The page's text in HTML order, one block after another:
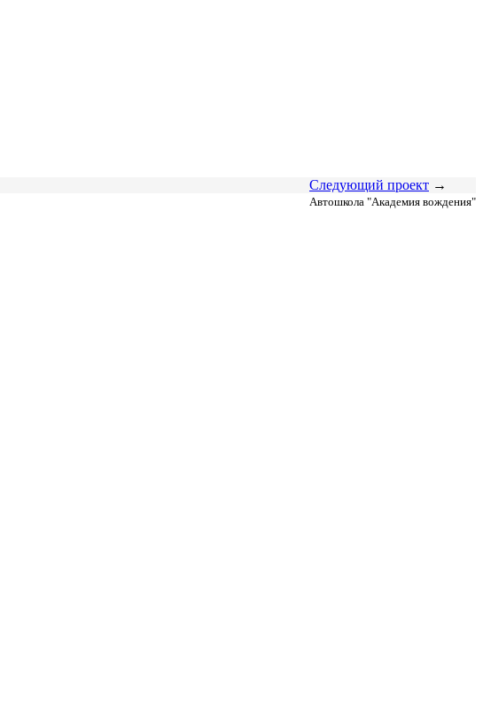
Следующий проект →
Автошкола "Академия вождения"